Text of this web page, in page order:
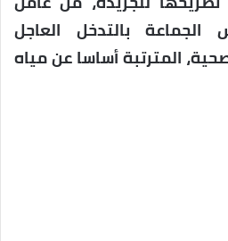
الجماعة بالتدخل العاجل
المترتبة أساسا عن مياه